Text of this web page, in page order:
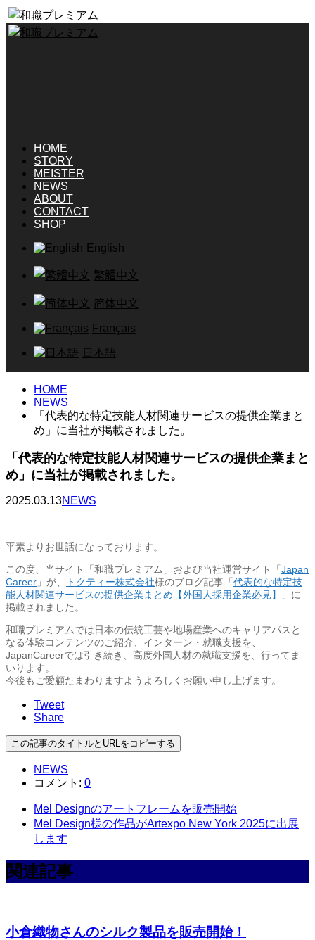
HOME
STORY
MEISTER
NEWS
ABOUT
CONTACT
SHOP
English
繁體中文
简体中文
Français
日本語
HOME
NEWS
「代表的な特定技能人材関連サービスの提供企業まと
め」に当社が掲載されました。
「代表的な特定技能人材関連サービスの提供企業まと
め」に当社が掲載されました。
2025.03.13NEWS
平素よりお世話になっております。
この度、当サイト「和職プレミアム」および当社運営サイト「 Japan
Career 」が、 トクティー株式会社様のブログ記事「 代表的な特定技
能人材関連サービスの提供企業まとめ【外国人採用企業必見】
」に
掲載されました。
和職プレミアムでは日本の伝統工芸や地場産業へのキャリアパスと
なる体験コンテンツのご紹介、インターン・就職支援を、
JapanCareerでは引き続き、高度外国人材の就職支援を、行ってま
いります。
今後もご愛顧たまわりますようよろしくお願い申し上げます。
Tweet
Share
この記事のタイトルとURLをコピーする
NEWS
コメント: 0
Mel Designのアートフレームを販売開始
Mel Design様の作品がArtexpo New York 2025に出展
します
関連記事
小倉織物さんのシルク製品を販売開始！